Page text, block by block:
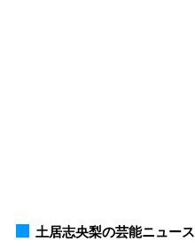
土居志央梨の芸能ニュース